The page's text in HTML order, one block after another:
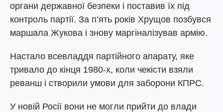
органи державної безпеки і поставив їх під
контроль партії. За п’ять років Хрущов позбувся
маршала Жукова і знову маргіналізував армію.
Настало всевладдя партійного апарату, яке
тривало до кінця 1980-х, коли чекісти взяли
реванш і створили умови для заборони КПРС.
У новій Росії вони не могли прийти до влади